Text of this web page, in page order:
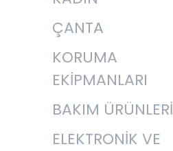
ÇANTA
KORUMA
EKİPMANLARI
BAKIM ÜRÜNLERİ
ELEKTRONİK VE